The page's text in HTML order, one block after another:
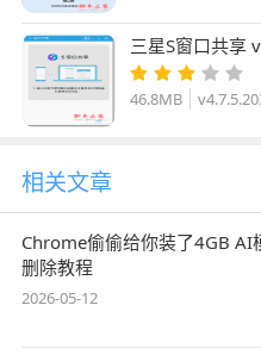
三星S窗口共享
版
46.8MB
相关文章
Chrome偷偷给你装了4GB AI
删除教程
2026-05-12